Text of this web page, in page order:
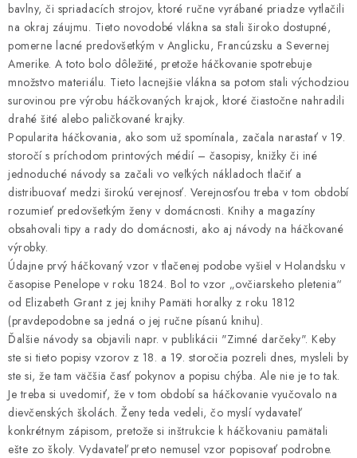
bavlny, či spriadacích strojov, ktoré ručne vyrábané priadze vytlačili
na okraj záujmu. Tieto novodobé vlákna sa stali široko dostupné,
pomerne lacné predovšetkým v Anglicku, Francúzsku a Severnej
Amerike. A toto bolo dôležité, pretože háčkovanie spotrebuje
množstvo materiálu. Tieto lacnejšie vlákna sa potom stali východziou
surovinou pre výrobu háčkovaných krajok, ktoré čiastočne nahradili
drahé šité alebo paličkované krajky.
Popularita háčkovania, ako som už spomínala, začala narastať v 19.
storočí s príchodom printových médií – časopisy, knižky či iné
jednoduché návody sa začali vo veľkých nákladoch tlačiť a
distribuovať medzi širokú verejnosť. Verejnosťou treba v tom období
rozumieť predovšetkým ženy v domácnosti. Knihy a magazíny
obsahovali tipy a rady do domácnosti, ako aj návody na háčkované
výrobky.
Údajne prvý háčkovaný vzor v tlačenej podobe vyšiel v Holandsku v
časopise Penelope v roku 1824. Bol to vzor „ovčiarskeho pletenia“
od Elizabeth Grant z jej knihy Pamäti horalky z roku 1812
(pravdepodobne sa jedná o jej ručne písanú knihu).
Ďalšie návody sa objavili napr. v publikácii "Zimné darčeky". Keby
ste si tieto popisy vzorov z 18. a 19. storočia pozreli dnes, mysleli by
ste si, že tam väčšia časť pokynov a popisu chýba. Ale nie je to tak.
Je treba si uvedomiť, že v tom období sa háčkovanie vyučovalo na
dievčenských školách. Ženy teda vedeli, čo myslí vydavateľ
konkrétnym zápisom, pretože si inštrukcie k háčkovaniu pamätali
ešte zo školy. Vydavateľ preto nemusel vzor popisovať podrobne.